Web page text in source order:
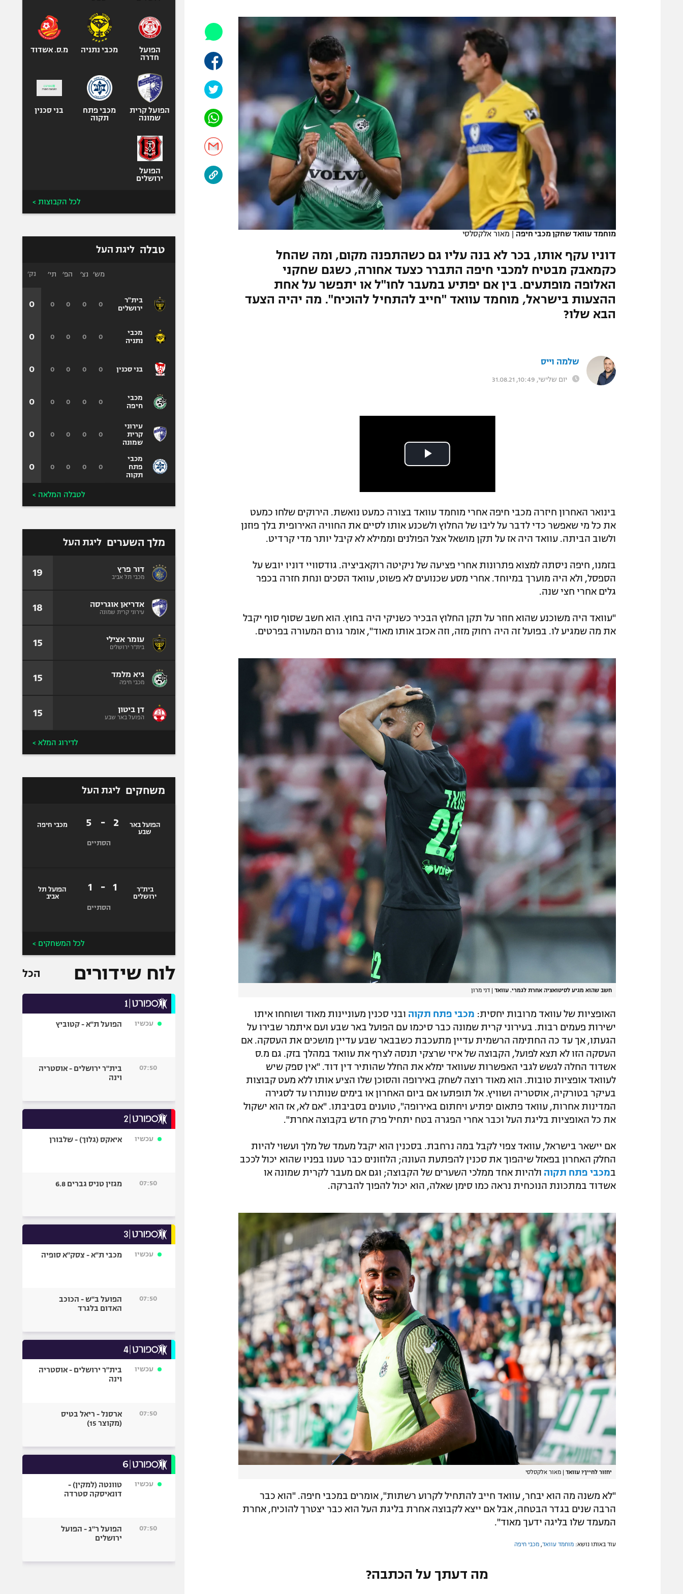
תקנון משתתפים וזוכים בפרסים
תקנון עבור פעילות אלקטרה
תקנון עבור פעילות ספורט 1 – "מרלן"
מדיניות פרטיות
תקנון פעילות ספורט 1
רשיון להקרנה פומבית לבית עסק
הצטרפות לחבילת הערוצים
לוח דרושים – ג'ובנט
המגזין
הפועל תל אביב
הפועל חיפה
הפועל באר שבע
מכבי נתניה
בני יהודה
ליגה סינית
ליגות נוספות
אופניים
ספורט מוטורי
כדורמים
בייסבול MLB
ספורט אתגרי
אומנויות לחימה
מוחמד עוואד שחקן מכבי חיפה | מאור אלקסלסי
דוניו עקף אותו, בכר לא בנה עליו גם כשהתפנה מקום, ומה שהחל
כקמאבק מבטיח למכבי חיפה התברר כצעד אחורה, כשגם שחקני
האלופה מופתעים. בין אם יפתיע במעבר לחו"ל או יתפשר על אחת
ההצעות בישראל, מוחמד עוואד "חייב להתחיל להוכיח". מה יהיה הצעד
הבא שלו?
שלמה וייס
יום שלישי, 10:49, 31.08.21
בינואר האחרון חיזרה מכבי חיפה אחרי מוחמד עוואד בצורה כמעט נואשת. הירוקים שלחו כמעט
את כל מי שאפשר כדי לדבר על ליבו של החלוץ ולשכנע אותו לסיים את החוויה האירופית בלך פוזנן
ולשוב הביתה. עוואד היה אז על תקן מושאל אצל הפולנים וממילא לא קיבל יותר מדי קרדיט.
בזמנו, חיפה ניסתה למצוא פתרונות אחרי פציעה של ניקיטה רוקאביציה. גודסוויי דוניו יובש על
הספסל, ולא היה מוערך במיוחד. אחרי מסע שכנועים לא פשוט, עוואד הסכים ונחת חזרה בכפר
גלים אחרי חצי שנה.
"עוואד היה משוכנע שהוא חוזר על תקן החלוץ הבכיר כשניקי היה בחוץ. הוא חשב שסוף סוף יקבל
את מה שמגיע לו. בפועל זה היה רחוק מזה, וזה אכזב אותו מאוד", אומר גורם המעורה בפרטים.
חשב שהוא מגיע לסיטואציה אחרת לגמרי. עוואד דני מרון
האופציות של עוואד מרובות יחסית: מכבי פתח תקוה ובני סכנין מעוניינות מאוד ושוחחו איתו
ישירות פעמים רבות. בעירוני קרית שמונה כבר סיכמו עם הפועל באר שבע ועם איתמר שבירו על
הגעתו, אך עד כה החתימה הרשמית עדיין מתעכבת כשבבאר שבע עדיין מושכים את העסקה. אם
העסקה הזו לא תצא לפועל, הקבוצה של איזי שרצקי תנסה לצרף את עוואד במהלך בזק. גם מ.ס
אשדוד החלה לגשש לגבי האפשרות שעוואד ימלא את החלל שהותיר דין דוד. "אין ספק שיש
לעוואד אופציות טובות. הוא מאוד רוצה לשחק באירופה והסוכן שלו הציע אותו ללא מעט קבוצות
בעיקר בטורקיה, אוסטריה ושוויץ. אל תופתעו אם ביום האחרון או בימים שנותרו עד לסגירה
המדינות אחרות, עוואד פתאום יפתיע ויחתום באירופה", טוענים בסביבתו. "אם לא, אז הוא ישקול
את כל האופציות בליגת העל וכבר אחרי הפגרה בטח יתחיל פרק חדש בקבוצה אחרת".
אם יישאר בישראל, עוואד צפוי לקבל במה נרחבת. בסכנין הוא יקבל מעמד של מלך ועשוי להיות
החלק האחרון בפאזל שיהפוך את סכנין להפתעת העונה; הלוזונים כבר טענו בפניו שהוא יכול לככב
במכבי פתח תקוה ולהיות אחד ממלכי השערים של הקבוצה; וגם אם מעבר לקרית שמונה או
אשדוד במתכונת הנוכחית נראה כמו סימן שאלה, הוא יכול להפוך להברקה.
יחזור לחייך? עוואד | מאור אלקסלסי
"לא משנה מה הוא יבחר, עוואד חייב להתחיל לקרוע רשתות", אומרים במכבי חיפה. "הוא כבר
הרבה שנים בגדר הבטחה, אבל אם ייצא לקבוצה אחרת בליגת העל הוא כבר יצטרך להוכיח, אחרת
המעמד שלו בליגה ידעך מאוד".
עוד באותו נושא: מוחמד עוואד מכבי חיפה
מה דעתך על הכתבה?
הפועל
חדרה
מכבי נתניה מ.ס. אשדוד
הפועל קרית
שמונה
מכבי פתח
תקוה
בני סכנין
הפועל
ירושלים
לכל הקבוצות >
טבלה ליגת העל
בית"ר
ירושלים
מכבי
נתניה
בני סכנין
מכבי
חיפה
עירוני
קרית
שמונה
מכבי
פתח
תקוה
מש׳ נצ׳ הפ׳ תי׳
0
0
0
0
0
0
0
0
0
0
0
0
0
0
0
0
0
0
0
0
0
0
0
0
נק׳
0
0
0
0
0
0
לטבלה המלאה >
מלך השערים ליגת העל
דור פרץ
מכבי תל אביב 19
אדריאן אוגריסה
עירוני קרית שמונה 18
עומר אצילי
בית"ר ירושלים 15
גיא מלמד
מכבי חיפה 15
דן ביטון
הפועל באר שבע 15
לדירוג המלא >
משחקים ליגת העל
2
-
5
הסתיים
1
-
1
הסתיים
לכל המשחקים >
לוח שידורים הכל
עכשיו הפועל ת"א - קטוביץ
07:50
בית"ר ירושלים - אוסטריה
וינה
עכשיו איאקס (גלוך) - שלבורן
07:50 מגזין טניס גברים 6.8
עכשיו מכבי ת"א - צסק"א סופיה
07:50
הפועל ב"ש - הכוכב
האדום בלגרד
עכשיו
בית"ר ירושלים - אוסטריה
וינה
07:50
ארסנל - ריאל בטיס
(מקוצר 15)
עכשיו
טוונטה (למקין) -
דונאיסקה סטרדה
07:50
הפועל ר"ג - הפועל
ירושלים